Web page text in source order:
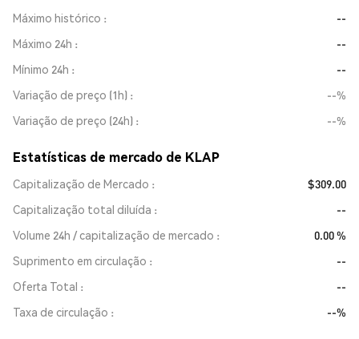
Máximo histórico
--
Máximo 24h
--
Mínimo 24h
--
Variação de preço (1h)
--%
Variação de preço (24h)
--%
Estatísticas de mercado de KLAP
Capitalização de Mercado
$309.00
Capitalização total diluída
--
Volume 24h / capitalização de mercado
0.00 %
Suprimento em circulação
--
Oferta Total
--
Taxa de circulação
--%